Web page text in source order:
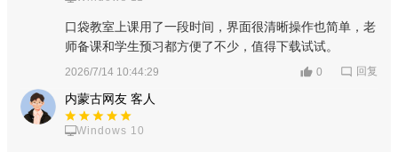
口袋教室上课用了一段时间，界面很清晰操作也简单，老
师备课和学生预习都方便了不少，值得下载试试。
2026/7/14 10:44:29 0 回复
内蒙古网友 客人
Windows 10